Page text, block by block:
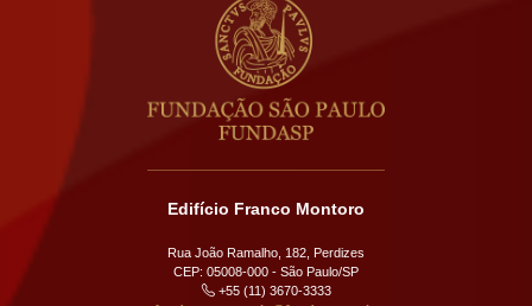
Edifício Franco Montoro
Rua João Ramalho, 182, Perdizes
CEP: 05008-000 - São Paulo/SP
+55 (11) 3670-3333